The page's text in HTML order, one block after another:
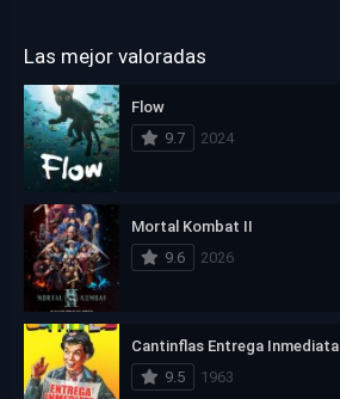
Las mejor valoradas
Flow
9.7
2024
Mortal Kombat II
9.6
2026
Cantinflas Entrega Inmediata
9.5
1963